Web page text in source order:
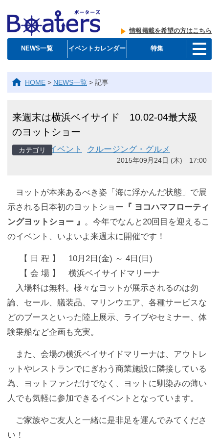
情報掲載を希望の方はこちら
NEWS一覧 イベントカレンダー 特集
HOME > NEWS一覧 > 記事
来週末は横浜ベイサイド 10.02-04最大級
のヨットショー
イベント クルージング・グルメ
2015年09月24日 (木) 17:00
ヨットが本来あるべき姿「海に浮かんだ状態」で展
示される日本初のヨットショー 『 ヨコハマフローティ
ングヨットショー 』 。今年でなんと20回目を迎えるこ
のイベント、いよいよ来週末に開催です！
【 日 程 】 10月2日(金) ～ 4日(日)
【 会 場 】 横浜ベイサイドマリーナ
入場料は無料。様々なヨットが展示されるのは勿
論、セール、艤装品、マリンウエア、各種サービスな
どのブースといった陸上展示、ライブやセミナー、体
験乗船など企画も充実。
また、会場の横浜ベイサイドマリーナは、アウトレ
ットやレストランでにぎわう商業施設に隣接している
為、ヨットファンだけでなく、ヨットに馴染みの薄い
人でも気軽に参加できるイベントとなっています。
ご家族やご友人と一緒に是非足を運んでみてくださ
い！